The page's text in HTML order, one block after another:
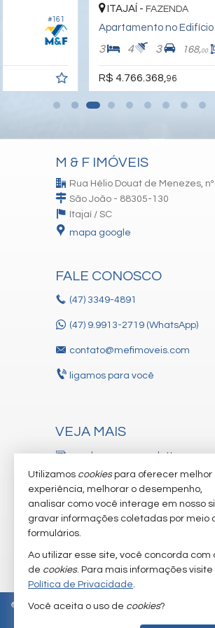
Piscina
Espaço Gourmet
Medidores Individuais
Portão Eletrônico
Playground
Brinquedoteca
Pìscina Térmica
Acessibilidade para PNE
FAZENDA
Apartamento no Edifício Skyline
168,00
R$ 4.766.368,96
M & F IMÓVEIS
Rua Hélio Douat de Menezes, nº
São João - 88305-130
Itajaí / SC
mapa google
FALE CONOSCO
(47) 3349-4891
(47) 9.9913-2719 (WhatsApp)
contato@mefimoveis.com
ligamos para você
VEJA MAIS
receba nosso newsletter
cadastre seu imóvel
trabalhe conosco
imóveis favoritos
mapa de imóveis
© 2026 CRECI/SC 3.281-J Política de Privacidade
Utilizamos cookiespara oferecer melhor
experiência, melhorar o desempenho,
analisar como você interage em nosso
gravar informações coletadas por meio
formulários.
Ao utilizar esse site, você concorda com
de cookies. Para mais informações visite
Política de Privacidade.
Você aceita o uso de cookies?